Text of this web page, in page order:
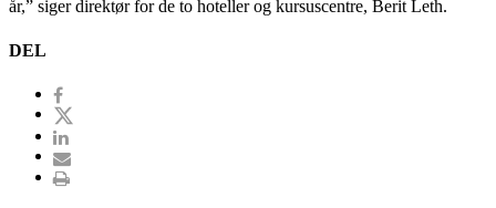
år,” siger direktør for de to hoteller og kursuscentre, Berit Leth.
DEL